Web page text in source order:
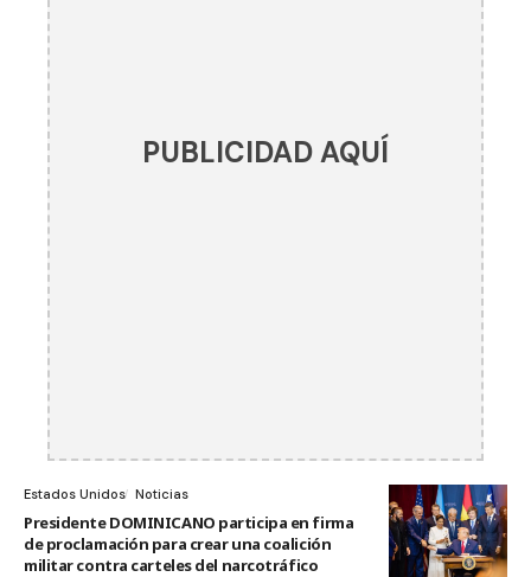
PUBLICIDAD AQUÍ
Estados Unidos Noticias
Presidente DOMINICANO participa en firma
de proclamación para crear una coalición
militar contra carteles del narcotráfico